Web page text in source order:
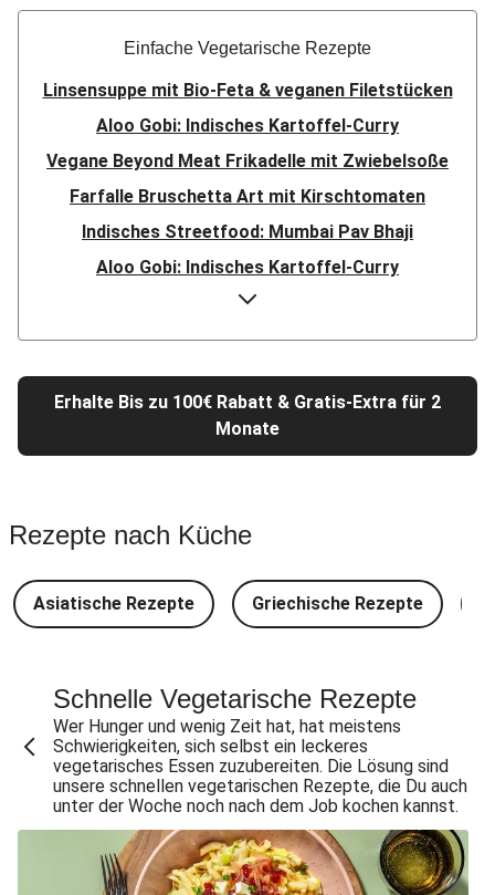
Einfache Vegetarische Rezepte
Linsensuppe mit Bio-Feta & veganen Filetstücken
Aloo Gobi: Indisches Kartoffel-Curry
Vegane Beyond Meat Frikadelle mit Zwiebelsoße
Farfalle Bruschetta Art mit Kirschtomaten
Indisches Streetfood: Mumbai Pav Bhaji
Aloo Gobi: Indisches Kartoffel-Curry
Nepalesisches Linsen Dal Bhat
Rauchige Süßkartoffel-Blumenkohl-Tajine
Nord-Indischer Palak Paneer in spicy Spinatcurry
Bowl & doppelt veganen Sweet-Chili-Filetstücken
Perlencouscous-Minestrone mit Kichererbsen
Camembert En Croûte mit Kartoffeln und Salat
Japanische Aubergine mit Miso-Glasur
Scharfe Linsensuppe mit Bio-Feta und veganen
Filetstücken
Scharfe Marokkanische Linsensuppe mit Bio-Feta
Vegane Beyond Meat Frikadelle mit Zwiebelsoße
Spätzle in Camembert-Creme-Soße
One Pan: Pikante Reispfanne nach Jambalaya-Art
Erhalte Bis zu 100€ Rabatt & Gratis-Extra für 2
Monate
Rezepte nach Küche
Asiatische Rezepte Griechische Rezepte
Schnelle Vegetarische Rezepte
Wer Hunger und wenig Zeit hat, hat meistens
Schwierigkeiten, sich selbst ein leckeres
vegetarisches Essen zuzubereiten. Die Lösung sind
unsere schnellen vegetarischen Rezepte, die Du auch
unter der Woche noch nach dem Job kochen kannst.